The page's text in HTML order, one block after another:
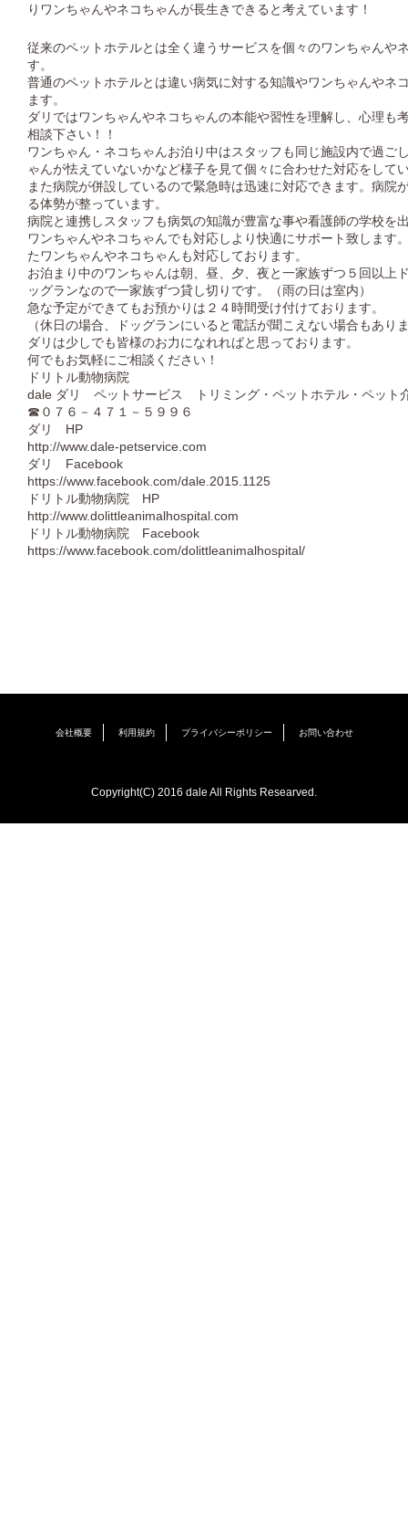
りワンちゃんやネコちゃんが長生きできると考えています！
従来のペットホテルとは全く違うサービスを個々のワンちゃんや
す。
普通のペットホテルとは違い病気に対する知識やワンちゃんやネ
ます。
ダリではワンちゃんやネコちゃんの本能や習性を理解し、心理も
相談下さい！！
ワンちゃん・ネコちゃんお泊り中はスタッフも同じ施設内で過ご
ゃんが怯えていないかなど様子を見て個々に合わせた対応をして
また病院が併設しているので緊急時は迅速に対応できます。病院
る体勢が整っています。
病院と連携しスタッフも病気の知識が豊富な事や看護師の学校を
ワンちゃんやネコちゃんでも対応しより快適にサポート致します
たワンちゃんやネコちゃんも対応しております。
お泊まり中のワンちゃんは朝、昼、夕、夜と一家族ずつ５回以上
ッグランなので一家族ずつ貸し切りです。（雨の日は室内）
急な予定ができてもお預かりは２４時間受け付けております。
（休日の場合、ドッグランにいると電話が聞こえない場合もあり
ダリは少しでも皆様のお力になれればと思っております。
何でもお気軽にご相談ください！
ドリトル動物病院
dale ダリ ペットサービス トリミング・ペットホテル・ペット
☎０７６－４７１－５９９６
ダリ HP
http://www.dale-petservice.com
ダリ Facebook
https://www.facebook.com/dale.2015.1125
ドリトル動物病院 HP
http://www.dolittleanimalhospital.com
ドリトル動物病院 Facebook
https://www.facebook.com/dolittleanimalhospital/
会社概要 利用規約 プライバシーポリシー お問い合わせ
Copyright(C) 2016 dale All Rights Researved.